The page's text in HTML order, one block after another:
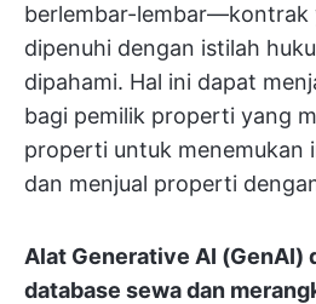
berlembar-lembar—kontrak
dipenuhi dengan istilah
dipahami. Hal ini dapat
bagi pemilik properti yang
properti untuk menemukan
dan menjual properti
Alat Generative AI (GenAI)
database sewa dan